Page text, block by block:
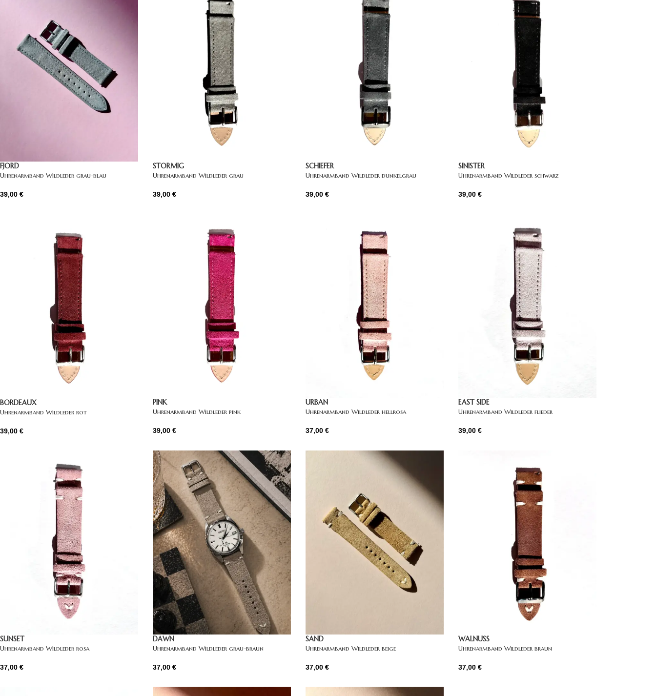
FJORD
Uhrenarmband Wildleder grau-blau
39,00 €
STORMIG
Uhrenarmband Wildleder grau
39,00 €
SCHIEFER
Uhrenarmband Wildleder dunkelgrau
39,00 €
SINISTER
Uhrenarmband Wildleder schwarz
39,00 €
BORDEAUX
Uhrenarmband Wildleder rot
39,00 €
PINK
Uhrenarmband Wildleder pink
39,00 €
URBAN
Uhrenarmband Wildleder hellrosa
37,00 €
EAST SIDE
Uhrenarmband Wildleder flieder
39,00 €
SUNSET
Uhrenarmband Wildleder rosa
37,00 €
DAWN
Uhrenarmband Wildleder grau-braun
37,00 €
SAND
Uhrenarmband Wildleder beige
37,00 €
WALNUSS
Uhrenarmband Wildleder braun
37,00 €